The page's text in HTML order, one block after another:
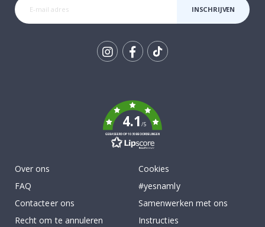
INSCHRIJVEN
4.1/5
GEBASEERD OP 1030 BEOORDELINGEN
Over ons
FAQ
Contacteer ons
Recht om te annuleren
Cookies
#yesnamly
Samenwerken met ons
Instructies